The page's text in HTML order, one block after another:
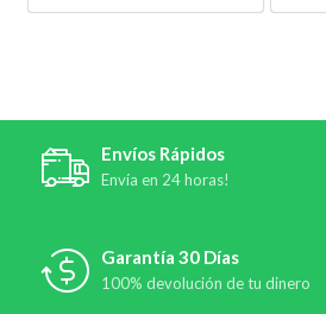
Envíos Rápidos
Envía en 24 horas!
Garantía 30 Días
100% devolución de tu dinero